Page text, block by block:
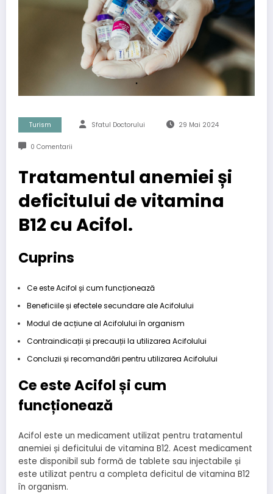
Turism Sfatul Doctorului 29 Mai 2024
0 Comentarii
Tratamentul anemiei și
deficitului de vitamina
B12 cu Acifol.
Cuprins
Ce este Acifol și cum funcționează
Beneficiile și efectele secundare ale Acifolului
Modul de acțiune al Acifolului în organism
Contraindicații și precauții la utilizarea Acifolului
Concluzii și recomandări pentru utilizarea Acifolului
Ce este Acifol și cum
funcționează
Acifol este un medicament utilizat pentru tratamentul
anemiei și deficitului de vitamina B12. Acest medicament
este disponibil sub formă de tablete sau injectabile și
este utilizat pentru a completa deficitul de vitamina B12
în organism.